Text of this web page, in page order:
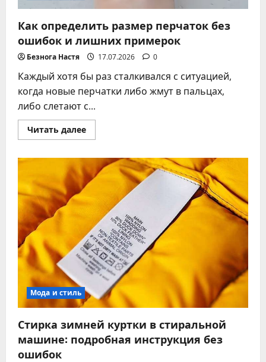
Как определить размер перчаток без
ошибок и лишних примерок
Безнога Настя 17.07.2026 0
Каждый хотя бы раз сталкивался с ситуацией,
когда новые перчатки либо жмут в пальцах,
либо слетают с...
Читать далееПрочитать
больше
определить
размер
перчаток
без
ошибок
и
лишних
примерок
Мода и стиль
Стирка зимней куртки в стиральной
машине: подробная инструкция без
ошибок